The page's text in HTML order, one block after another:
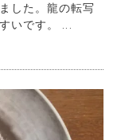
した。龍の転写
いです。 ...